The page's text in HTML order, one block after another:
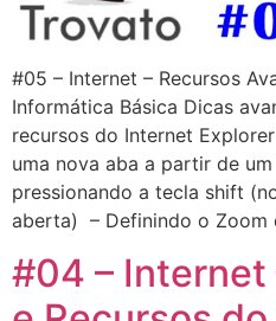
#05 – Internet – Recursos
Informática Básica Dicas
recursos do Internet
uma nova aba a partir de
pressionando a tecla shift
aberta) – Definindo o
#04 – Internet